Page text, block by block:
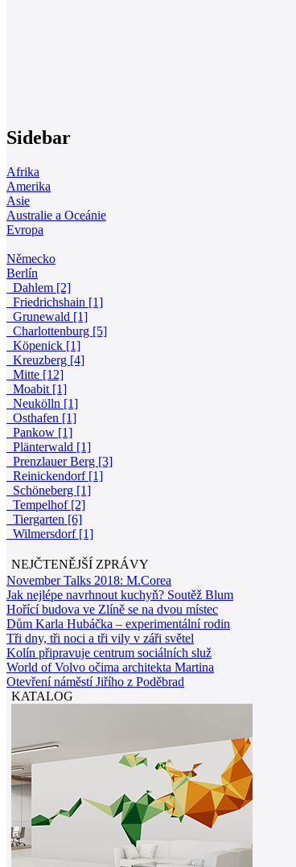
Sidebar
Afrika
Amerika
Asie
Australie a Oceánie
Evropa
Německo
Berlín
Dahlem [2]
Friedrichshain [1]
Grunewald [1]
Charlottenburg [5]
Köpenick [1]
Kreuzberg [4]
Mitte [12]
Moabit [1]
Neukölln [1]
Osthafen [1]
Pankow [1]
Plänterwald [1]
Prenzlauer Berg [3]
Reinickendorf [1]
Schöneberg [1]
Tempelhof [2]
Tiergarten [6]
Wilmersdorf [1]
NEJČTENĚJŠÍ ZPRÁVY
November Talks 2018: M.Corea
Jak nejlépe navrhnout kuchyň? Soutěž Blum
Hořící budova ve Zlíně se na dvou místec
Dům Karla Hubáčka – experimentální rodin
Tři dny, tři noci a tři vily v záři světel
Kolín připravuje centrum sociálních služ
World of Volvo očima architekta Martina
Otevření náměstí Jiřího z Poděbrad
KATALOG